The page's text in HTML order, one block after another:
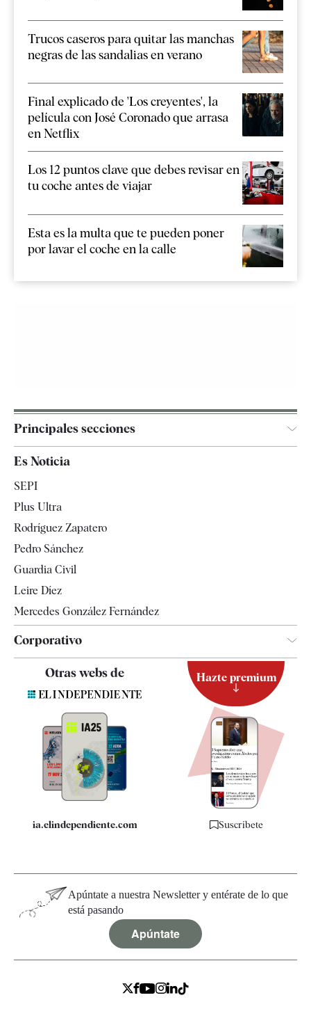
Trucos caseros para quitar las manchas
negras de las sandalias en verano
Final explicado de 'Los creyentes', la
película con José Coronado que arrasa
en Netflix
Los 12 puntos clave que debes revisar en
tu coche antes de viajar
Esta es la multa que te pueden poner
por lavar el coche en la calle
Principales secciones
España
Televisión
Es Noticia
SEPI
Plus Ultra
Rodríguez Zapatero
Pedro Sánchez
Guardia Civil
Leire Díez
Mercedes González Fernández
Corporativo
Contacto
Quiénes somos
Especificaciones
Otras webs de
ia.elindependiente.com
Hazte premium
Suscríbete
Apúntate a nuestra Newsletter y entérate de lo que
está pasando
Apúntate